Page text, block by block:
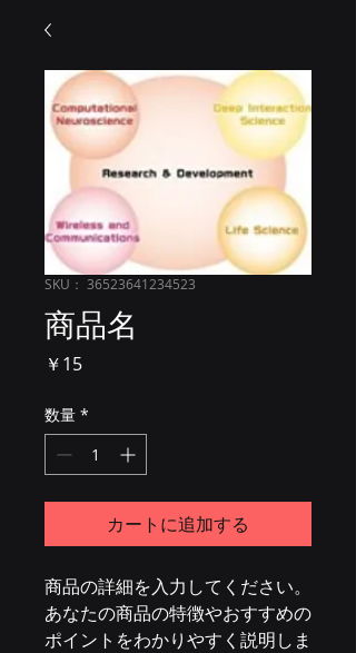
SKU： 36523641234523
商品名
￥15価
数量 *
カートに追加する
商品の詳細を入力してください。
あなたの商品の特徴やおすすめの
ポイントをわかりやすく説明しま